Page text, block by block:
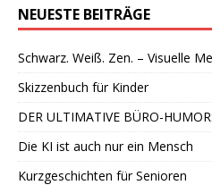
NEUESTE BEITRÄGE
Schwarz. Weiß. Zen. – Visuelle
Skizzenbuch für Kinder
DER ULTIMATIVE BÜRO-HUMOR:
Die KI ist auch nur ein Mensch
Kurzgeschichten für Senioren